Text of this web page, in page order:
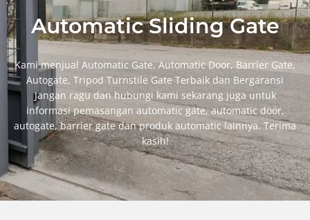
Automatic Sliding Gate
Kami menjual Automatic Gate, Automatic Door, Barrier Gate,
Autogate, Tripod Turnstile Gate Terbaik dan Bergaransi
Jangan ragu dan hubungi kami sekarang juga untuk
informasi pemasangan automatic gate, automatic door,
autogate, barrier gate dan produk automatic lainnya. Terima
kasih!